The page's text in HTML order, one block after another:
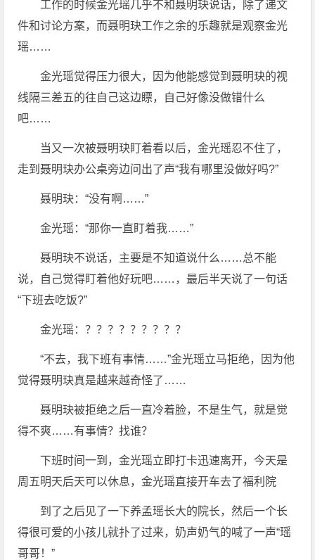
工作的时候金光瑶几乎不和聂明玦说话，除了递文
件和讨论方案，而聂明玦工作之余的乐趣就是观察金光
瑶……
金光瑶觉得压力很大，因为他能感觉到聂明玦的视
线隔三差五的往自己这边瞟，自己好像没做错什么
吧……
当又一次被聂明玦盯着看以后，金光瑶忍不住了，
走到聂明玦办公桌旁边问出了声“我有哪里没做好吗?”
聂明玦：“没有啊……”
金光瑶：“那你一直盯着我……”
聂明玦不说话，主要是不知道说什么……总不能
说，自己觉得盯着他好玩吧……，最后半天说了一句话
“下班去吃饭?”
金光瑶：？？？？？？？？？
“不去，我下班有事情……”金光瑶立马拒绝，因为他
觉得聂明玦真是越来越奇怪了……
聂明玦被拒绝之后一直冷着脸，不是生气，就是觉
得不爽……有事情？找谁？
下班时间一到，金光瑶立即打卡迅速离开，今天是
周五明天后天可以休息，金光瑶直接开车去了福利院
到了之后见了一下养孟瑶长大的院长，然后一个长
得很可爱的小孩儿就扑了过来，奶声奶气的喊了一声“瑶
哥哥！”